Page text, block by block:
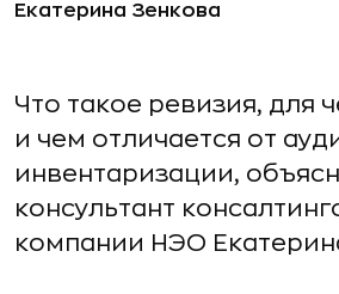
Екатерина Зенкова
Что такое ревизия, для
и чем отличается от
инвентаризации,
консультант
компании НЭО